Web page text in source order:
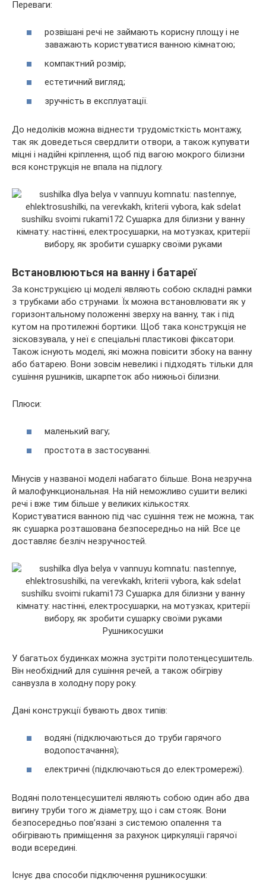
Переваги:
розвішані речі не займають корисну площу і не
заважають користуватися ванною кімнатою;
компактний розмір;
естетичний вигляд;
зручність в експлуатації.
До недоліків можна віднести трудомісткість монтажу,
так як доведеться свердлити отвори, а також купувати
міцні і надійні кріплення, щоб під вагою мокрого білизни
вся конструкція не впала на підлогу.
Встановлюються на ванну і батареї
За конструкцією ці моделі являють собою складні рамки
з трубками або струнами. Їх можна встановлювати як у
горизонтальному положенні зверху на ванну, так і під
кутом на протилежні бортики. Щоб така конструкція не
зісковзувала, у неї є спеціальні пластикові фіксатори.
Також існують моделі, які можна повісити збоку на ванну
або батарею. Вони зовсім невеликі і підходять тільки для
сушіння рушників, шкарпеток або нижньої білизни.
Плюси:
маленький вагу;
простота в застосуванні.
Мінусів у названої моделі набагато більше. Вона незручна
й малофункциональная. На ній неможливо сушити великі
речі і вже тим більше у великих кількостях.
Користуватися ванною під час сушіння теж не можна, так
як сушарка розташована безпосередньо на ній. Все це
доставляє безліч незручностей.
Рушникосушки
У багатьох будинках можна зустріти полотенцесушитель.
Він необхідний для сушіння речей, а також обігріву
санвузла в холодну пору року.
Дані конструкції бувають двох типів:
водяні (підключаються до труби гарячого
водопостачання);
електричні (підключаються до електромережі).
Водяні полотенцесушителі являють собою один або два
вигину труби того ж діаметру, що і сам стояк. Вони
безпосередньо пов’язані з системою опалення та
обігрівають приміщення за рахунок циркуляції гарячої
води всередині.
Існує два способи підключення рушникосушки: